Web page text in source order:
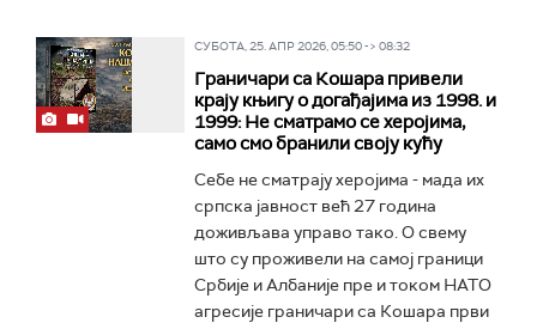
СУБОТА, 25. АПР 2026, 05:50 -> 08:32
Граничари са Кошара привели
крају књигу о догађајима из 1998. и
1999: Не сматрамо се херојима,
само смо бранили своју кућу
Себе не сматрају херојима - мада их
српска јавност већ 27 година
доживљава управо тако. О свему
што су проживели на самој граници
Србије и Албаније пре и током НАТО
агресије граничари са Кошара први